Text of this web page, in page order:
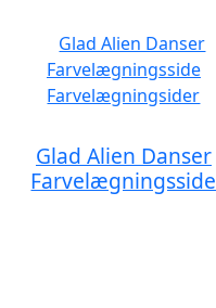
Glad Alien Danser
Farvelægningsside